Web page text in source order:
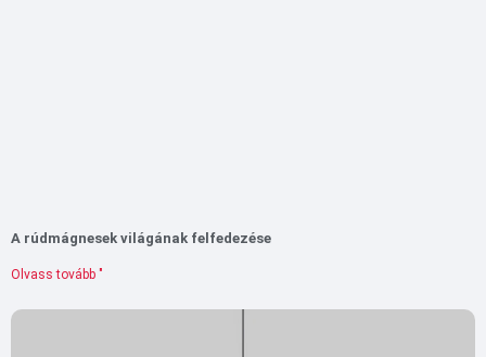
A rúdmágnesek világának felfedezése
Olvass tovább "